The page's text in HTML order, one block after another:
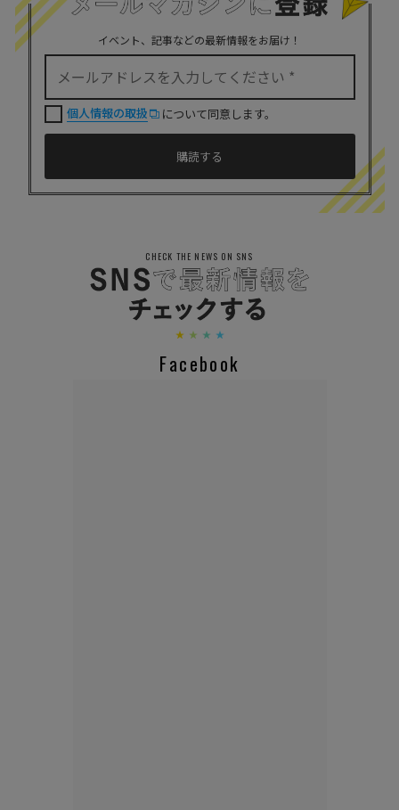
イベント、記事などの最新情報をお届け！
個人情報の取扱 について同意します。
CHECK THE NEWS ON SNS
Facebook